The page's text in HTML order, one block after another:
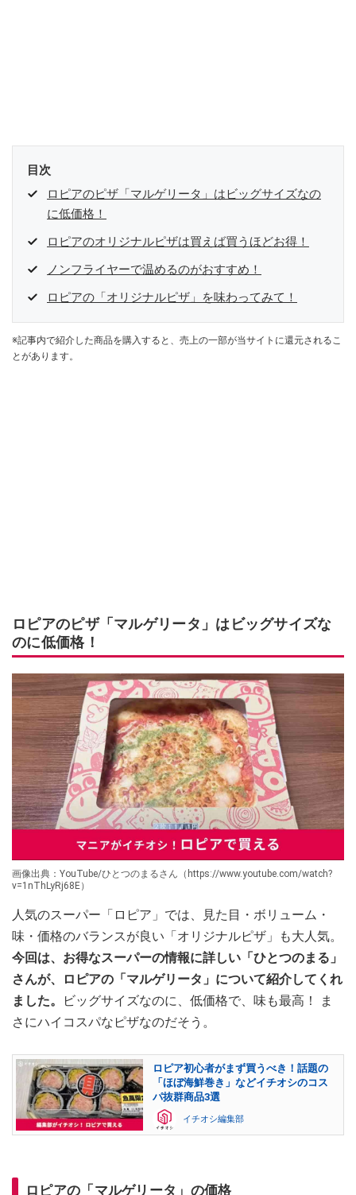
目次
ロピアのピザ「マルゲリータ」はビッグサイズなの
に低価格！
ロピアのオリジナルピザは買えば買うほどお得！
ノンフライヤーで温めるのがおすすめ！
ロピアの「オリジナルピザ」を味わってみて！
※記事内で紹介した商品を購入すると、売上の一部が当サイトに還元されるこ
とがあります。
ロピアのピザ「マルゲリータ」はビッグサイズな
のに低価格！
画像出典：YouTube/ひとつのまるさん（https://www.youtube.com/watch?
v=1nThLyRj68E）
人気のスーパー「ロピア」では、見た目・ボリューム・
味・価格のバランスが良い「オリジナルピザ」も大人気。
今回は、お得なスーパーの情報に詳しい「ひとつのまる」
さんが、ロピアの「マルゲリータ」について紹介してくれ
ました。
ビッグサイズなのに、低価格で、味も最高！ ま
さにハイコスパなピザなのだそう。
ロピア初心者がまず買うべき！話題の
「ほぼ海鮮巻き」などイチオシのコス
パ抜群商品3選
イチオシ編集部
ロピアの「マルゲリータ」の価格